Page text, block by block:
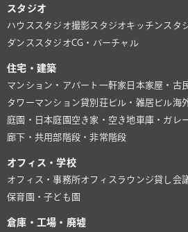
スタジオ
ハウススタジオ撮影スタジオキッチンスタ
ダンススタジオCG・バーチャル
住宅・建築
マンション・アパート 一軒家 日本家屋・古
タワーマンション貸別荘ビル・雑居ビル海
庭園・日本庭園 空き家・空き地 車庫・ガレ
廊下・共用部 階段・非常階段
オフィス・学校
オフィス・事務所オフィスラウンジ貸し会
保育園・子ども園
倉庫・工場・廃墟